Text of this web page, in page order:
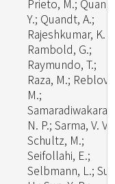
Prieto, M.; Quan,
Y.; Quandt, A.;
Rajeshkumar, K.
Rambold, G.;
Raymundo, T.;
Raza, M.;
M.;
Samaradiwakara,
N. P.; Sarma, V. V.;
Schultz, M.;
Seifollahi, E.;
Selbmann, L.; Su,